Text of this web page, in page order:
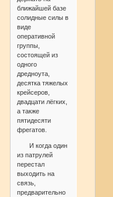
ближайшей базе
солидные силы в
виде
оперативной
группы,
состоящей из
одного
дредноута,
десятка тяжелых
крейсеров,
двадцати лёгких,
а также
пятидесяти
фрегатов.
И когда один
из патрулей
перестал
выходить на
связь,
предварительно